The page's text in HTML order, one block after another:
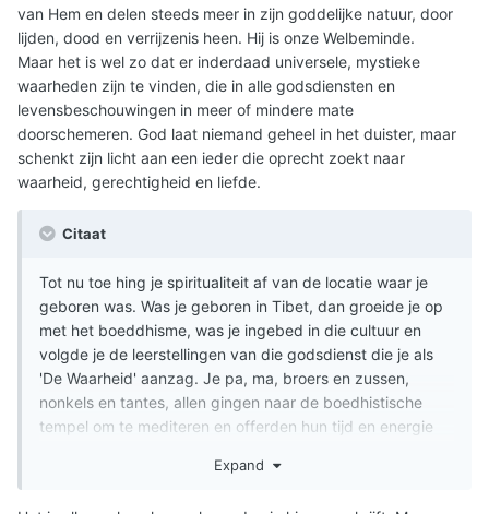
van Hem en delen steeds meer in zijn goddelijke natuur, door
lijden, dood en verrijzenis heen. Hij is onze Welbeminde.
Maar het is wel zo dat er inderdaad universele, mystieke
waarheden zijn te vinden, die in alle godsdiensten en
levensbeschouwingen in meer of mindere mate
doorschemeren. God laat niemand geheel in het duister, maar
schenkt zijn licht aan een ieder die oprecht zoekt naar
waarheid, gerechtigheid en liefde.
Citaat
Tot nu toe hing je spiritualiteit af van de locatie waar je
geboren was. Was je geboren in Tibet, dan groeide je op
met het boeddhisme, was je ingebed in die cultuur en
volgde je de leerstellingen van die godsdienst die je als
'De Waarheid' aanzag. Je pa, ma, broers en zussen,
nonkels en tantes, allen gingen naar de boedhistische
tempel om te mediteren en offerden hun tijd en energie
Expand